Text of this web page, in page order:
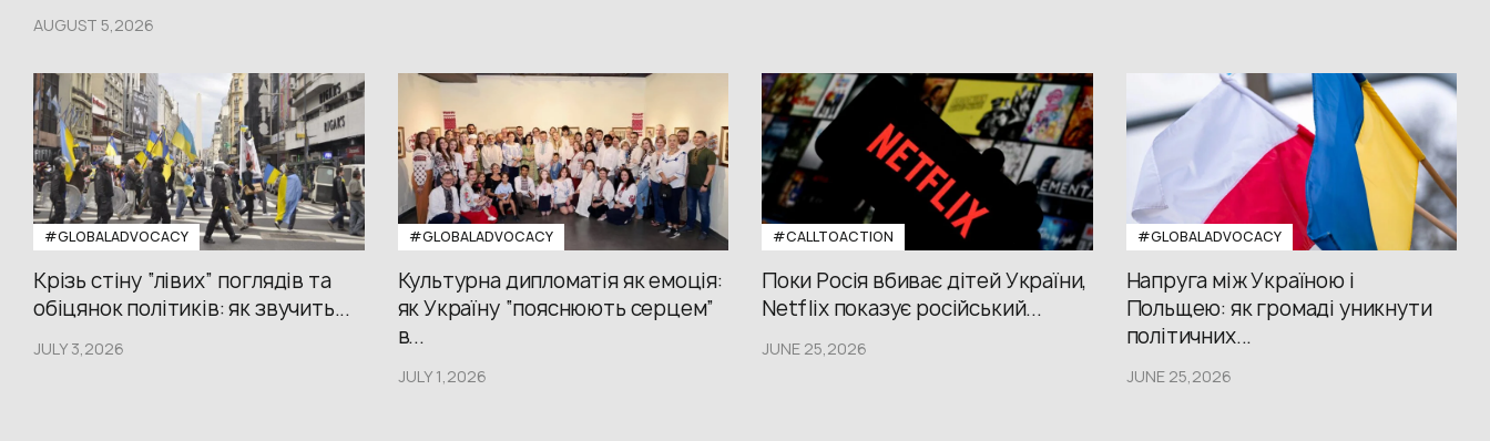
AUGUST 5,2026
#GLOBALADVOCACY
Крізь стіну “лівих” поглядів та
обіцянок політиків: як звучить...
JULY 3,2026
#GLOBALADVOCACY
Культурна дипломатія як емоція:
як Україну “пояснюють серцем”
в...
JULY 1,2026
#CALLTOACTION
Поки Росія вбиває дітей України,
Netflix показує російський...
JUNE 25,2026
#GLOBALADVOCACY
Напруга між Україною і
Польщею: як громаді уникнути
політичних...
JUNE 25,2026